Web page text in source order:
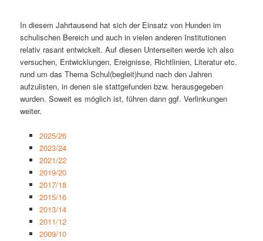
In diesem Jahrtausend hat sich der Einsatz von Hunden im
schulischen Bereich und auch in vielen anderen Institutionen
relativ rasant entwickelt. Auf diesen Unterseiten werde ich also
versuchen, Entwicklungen, Ereignisse, Richtlinien, Literatur etc.
rund um das Thema Schul(begleit)hund nach den Jahren
aufzulisten, in denen sie stattgefunden bzw. herausgegeben
wurden. Soweit es möglich ist, führen dann ggf. Verlinkungen
weiter.
2025/26
2023/24
2021/22
2019/20
2017/18
2015/16
2013/14
2011/12
2009/10